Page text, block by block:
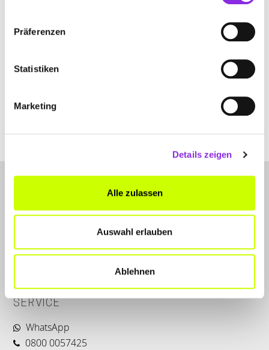
Präferenzen
Statistiken
Marketing
Details zeigen
Alle zulassen
Auswahl erlauben
Ablehnen
ZAHNTECHNIK FAISST
www.zahntechnik-faisst.de
LET'S CONNECT
SERVICE
WhatsApp
0800 0057425